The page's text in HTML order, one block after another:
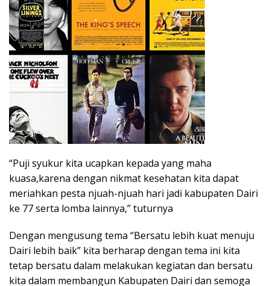
“Puji syukur kita ucapkan kepada yang maha
kuasa,karena dengan nikmat kesehatan kita dapat
meriahkan pesta njuah-njuah hari jadi kabupaten Dairi
ke 77 serta lomba lainnya,” tuturnya
Dengan mengusung tema “Bersatu lebih kuat menuju
Dairi lebih baik” kita berharap dengan tema ini kita
tetap bersatu dalam melakukan kegiatan dan bersatu
kita dalam membangun Kabupaten Dairi dan semoga